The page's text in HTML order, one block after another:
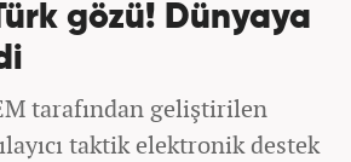
gözü! Dünyaya
tarafından geliştirilen
taktik elektronik destek